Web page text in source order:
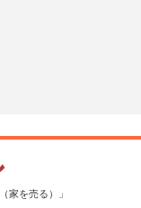
家を売る）」